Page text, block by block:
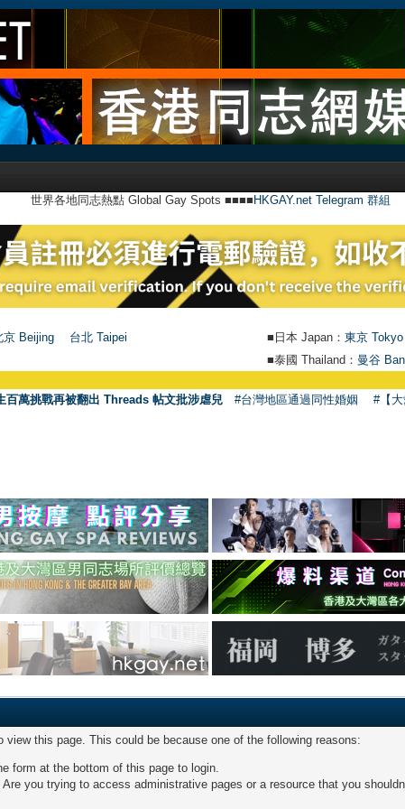
世界各地同志熱點 Global Gay Spots ■■■■ HKGAY.net Telegram 群組
京 Beijing 台北 Taipei ■日本 Japan： 東京 Tokyo
■泰國 Thailand： 曼谷
萬挑戰再被翻出 Threads 帖文批涉虐兒 #台灣地區通過同性婚姻 #【
this page. This could be because one of the following reasons:
form at the bottom of this page to login.
you trying to access administrative pages or a resource that you